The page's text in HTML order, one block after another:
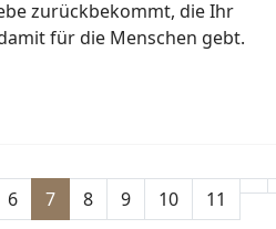
zurückbekommt, die Ihr
für die Menschen gebt.
6 7 8 9 10 11